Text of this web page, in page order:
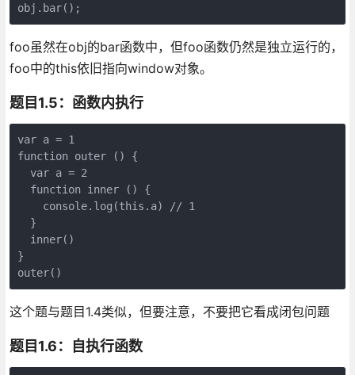
foo虽然在obj的bar函数中，但foo函数仍然是独立运行的，
foo中的this依旧指向window对象。
题目1.5：函数内执行
var a = 1
function outer () {
  var a = 2
  function inner () {
    console.log(this.a) // 1
  }
  inner()
}
这个题与题目1.4类似，但要注意，不要把它看成闭包问题
题目1.6：自执行函数